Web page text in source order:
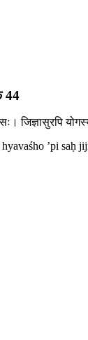
44
जिज्ञासुरपि
’pi saḥ